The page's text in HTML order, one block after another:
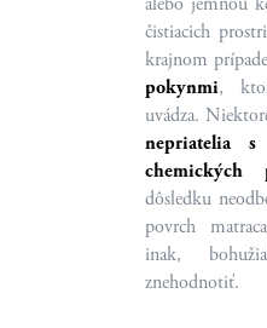
čistiacich
krajnom
pokynmi,
uvádza.
nepriatelia
chemických
dôsledku
povrch
inak,
znehodnotiť.